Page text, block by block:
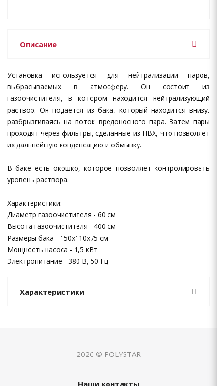
Описание
Установка используется для нейтрализации паров,
выбрасываемых в атмосферу. Он состоит из
газоочистителя, в котором находится нейтрализующий
раствор. Он подается из бака, который находится внизу,
разбрызгиваясь на поток вредоносного пара. Затем пары
проходят через фильтры, сделанные из ПВХ, что позволяет
их дальнейшую конденсацию и обмывку.
В баке есть окошко, которое позволяет контролировать
уровень раствора.
Характеристики:
Диаметр газоочистителя - 60 см
Высота газоочистителя - 400 см
Размеры бака - 150х110х75 см
Мощность насоса - 1,5 кВт
Электропитание - 380 В, 50 Гц
Характеристики
2026 © POLYSTAR
Наши контакты